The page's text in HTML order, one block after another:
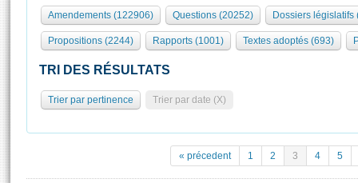
577 députés
Groupes politiques
Commissions et autres organes
Europe et International
Pétitions
Organisation de l'Assemblée
Présidence Conférence des Présidents Bureau Collège des
Statistiques et chiffres clés
Documents de référence
( Constitution | Règlement de l'Assemblée ... )
Visite virtuelle du palais Bourbon
Assister à une séance
Amendements (122906) Questions (20252) Dossiers législatifs
Propositions (2244) Rapports (1001) Textes adoptés (693)
TRI DES RÉSULTATS
Trier par pertinence Trier par date (X)
« précedent 1 2 3 4 5